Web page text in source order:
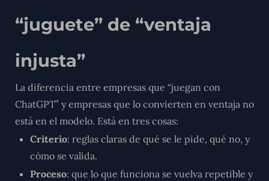
“juguete” de “ventaja
injusta”
La diferencia entre empresas que “juegan con
ChatGPT” y empresas que lo convierten en ventaja no
está en el modelo. Está en tres cosas:
Criterio: reglas claras de qué se le pide, qué no, y
cómo se valida.
Proceso: que lo que funciona se vuelva repetible y